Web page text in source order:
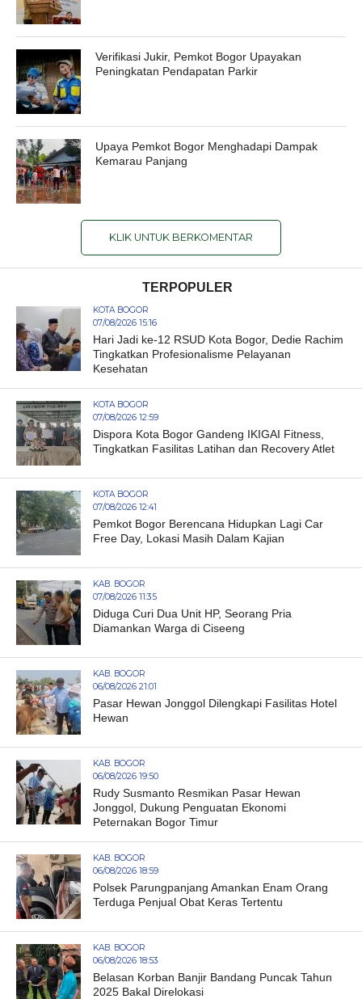
Verifikasi Jukir, Pemkot Bogor Upayakan
Peningkatan Pendapatan Parkir
Upaya Pemkot Bogor Menghadapi Dampak
Kemarau Panjang
KLIK UNTUK BERKOMENTAR
TERPOPULER
KOTA BOGOR
07/08/2026 15:16
Hari Jadi ke-12 RSUD Kota Bogor, Dedie Rachim
Tingkatkan Profesionalisme Pelayanan
Kesehatan
KOTA BOGOR
07/08/2026 12:59
Dispora Kota Bogor Gandeng IKIGAI Fitness,
Tingkatkan Fasilitas Latihan dan Recovery Atlet
KOTA BOGOR
07/08/2026 12:41
Pemkot Bogor Berencana Hidupkan Lagi Car
Free Day, Lokasi Masih Dalam Kajian
KAB. BOGOR
07/08/2026 11:35
Diduga Curi Dua Unit HP, Seorang Pria
Diamankan Warga di Ciseeng
KAB. BOGOR
06/08/2026 21:01
Pasar Hewan Jonggol Dilengkapi Fasilitas Hotel
Hewan
KAB. BOGOR
06/08/2026 19:50
Rudy Susmanto Resmikan Pasar Hewan
Jonggol, Dukung Penguatan Ekonomi
Peternakan Bogor Timur
KAB. BOGOR
06/08/2026 18:59
Polsek Parungpanjang Amankan Enam Orang
Terduga Penjual Obat Keras Tertentu
KAB. BOGOR
06/08/2026 18:53
Belasan Korban Banjir Bandang Puncak Tahun
2025 Bakal Direlokasi